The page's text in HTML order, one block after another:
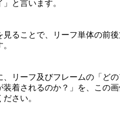
と言います。
見ることで、リーフ単体の前
、リーフ及びフレームの「ど
装着されるのか？」を、この
さい。